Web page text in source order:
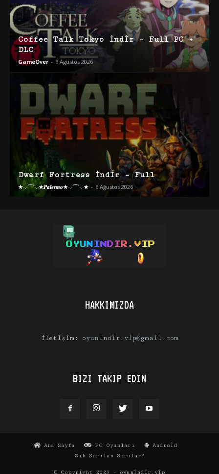
Coffee Talk Tokyo İndir – Full PC +
DLC
GameOver - 6 Ağustos 2026
Dwarf Fortress İndir – Full
★·.·´¯`·.·★𝑷𝒂𝒍𝒆𝒓𝒎𝒐★·.·´¯`·.·★ - 6 Ağustos 2026
HAKKIMIZDA
İletişim: oyunindir.vip@gmail.com
BIZI TAKIP EDIN
Ana Sayfa PC Oyunları
Android
Sık Sorulan Sorular?
© Copyright 2023 - oyunindir.vip